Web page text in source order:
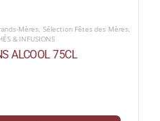
Mères, Sélection Fêtes des Mères,
& INFUSIONS
ALCOOL 75CL